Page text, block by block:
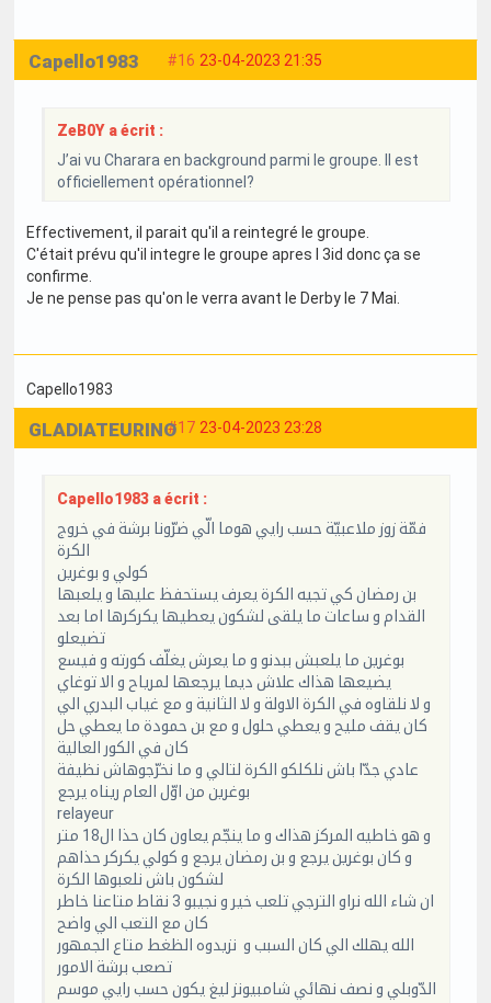
#16 23-04-2023 21:35
Capello1983
ZeB0Y a écrit :
J’ai vu Charara en background parmi le groupe. Il est
officiellement opérationnel?
Effectivement, il parait qu'il a reintegré le groupe.
C'était prévu qu'il integre le groupe apres l 3id donc ça se
confirme.
Je ne pense pas qu'on le verra avant le Derby le 7 Mai.
Capello1983
#17 23-04-2023 23:28
GLADIATEURINO
Capello1983 a écrit :
فمّة زوز ملاعبيّة حسب رايي هوما الّي ضرّونا برشة في خروج
الكرة
كولي و بوغرين
بن رمضان كي تجيه الكرة يعرف يستحفظ عليها و يلعبها
القدام و ساعات ما يلقى لشكون يعطيها يكركرها اما بعد
تضيعلو
بوغرين ما يلعبش ببدنو و ما يعرش يغلّف كورته و فيسع
يضيعها هذاك علاش ديما يرجعها لمرياح و الا توغاي
و لا نلقاوه في الكرة الاولة و لا الثانية و مع غياب البدري الي
كان يقف مليح و يعطي حلول و مع بن حمودة ما يعطي حل
كان في الكور العالية
عادي جدّا باش نلكلكو الكرة لتالي و ما نخرّجوهاش نظيفة
بوغرين من اوّل العام ريناه يرجع
relayeur
و هو خاطيه المركز هذاك و ما ينجّم يعاون كان حذا ال18 متر
و كان بوغرين يرجع و بن رمضان يرجع و كولي يكركر حذاهم
لشكون باش نلعبوها الكرة
ان شاء الله نراو الترجي تلعب خير و نجيبو 3 نقاط متاعنا خاطر
كان مع التعب الي واضح
الله يهلك الي كان السبب و نزيدوه الظغط متاع الجمهور
تصعب برشة الامور
الدّوبلي و نصف نهائي شامبيونز ليغ يكون حسب رايي موسم